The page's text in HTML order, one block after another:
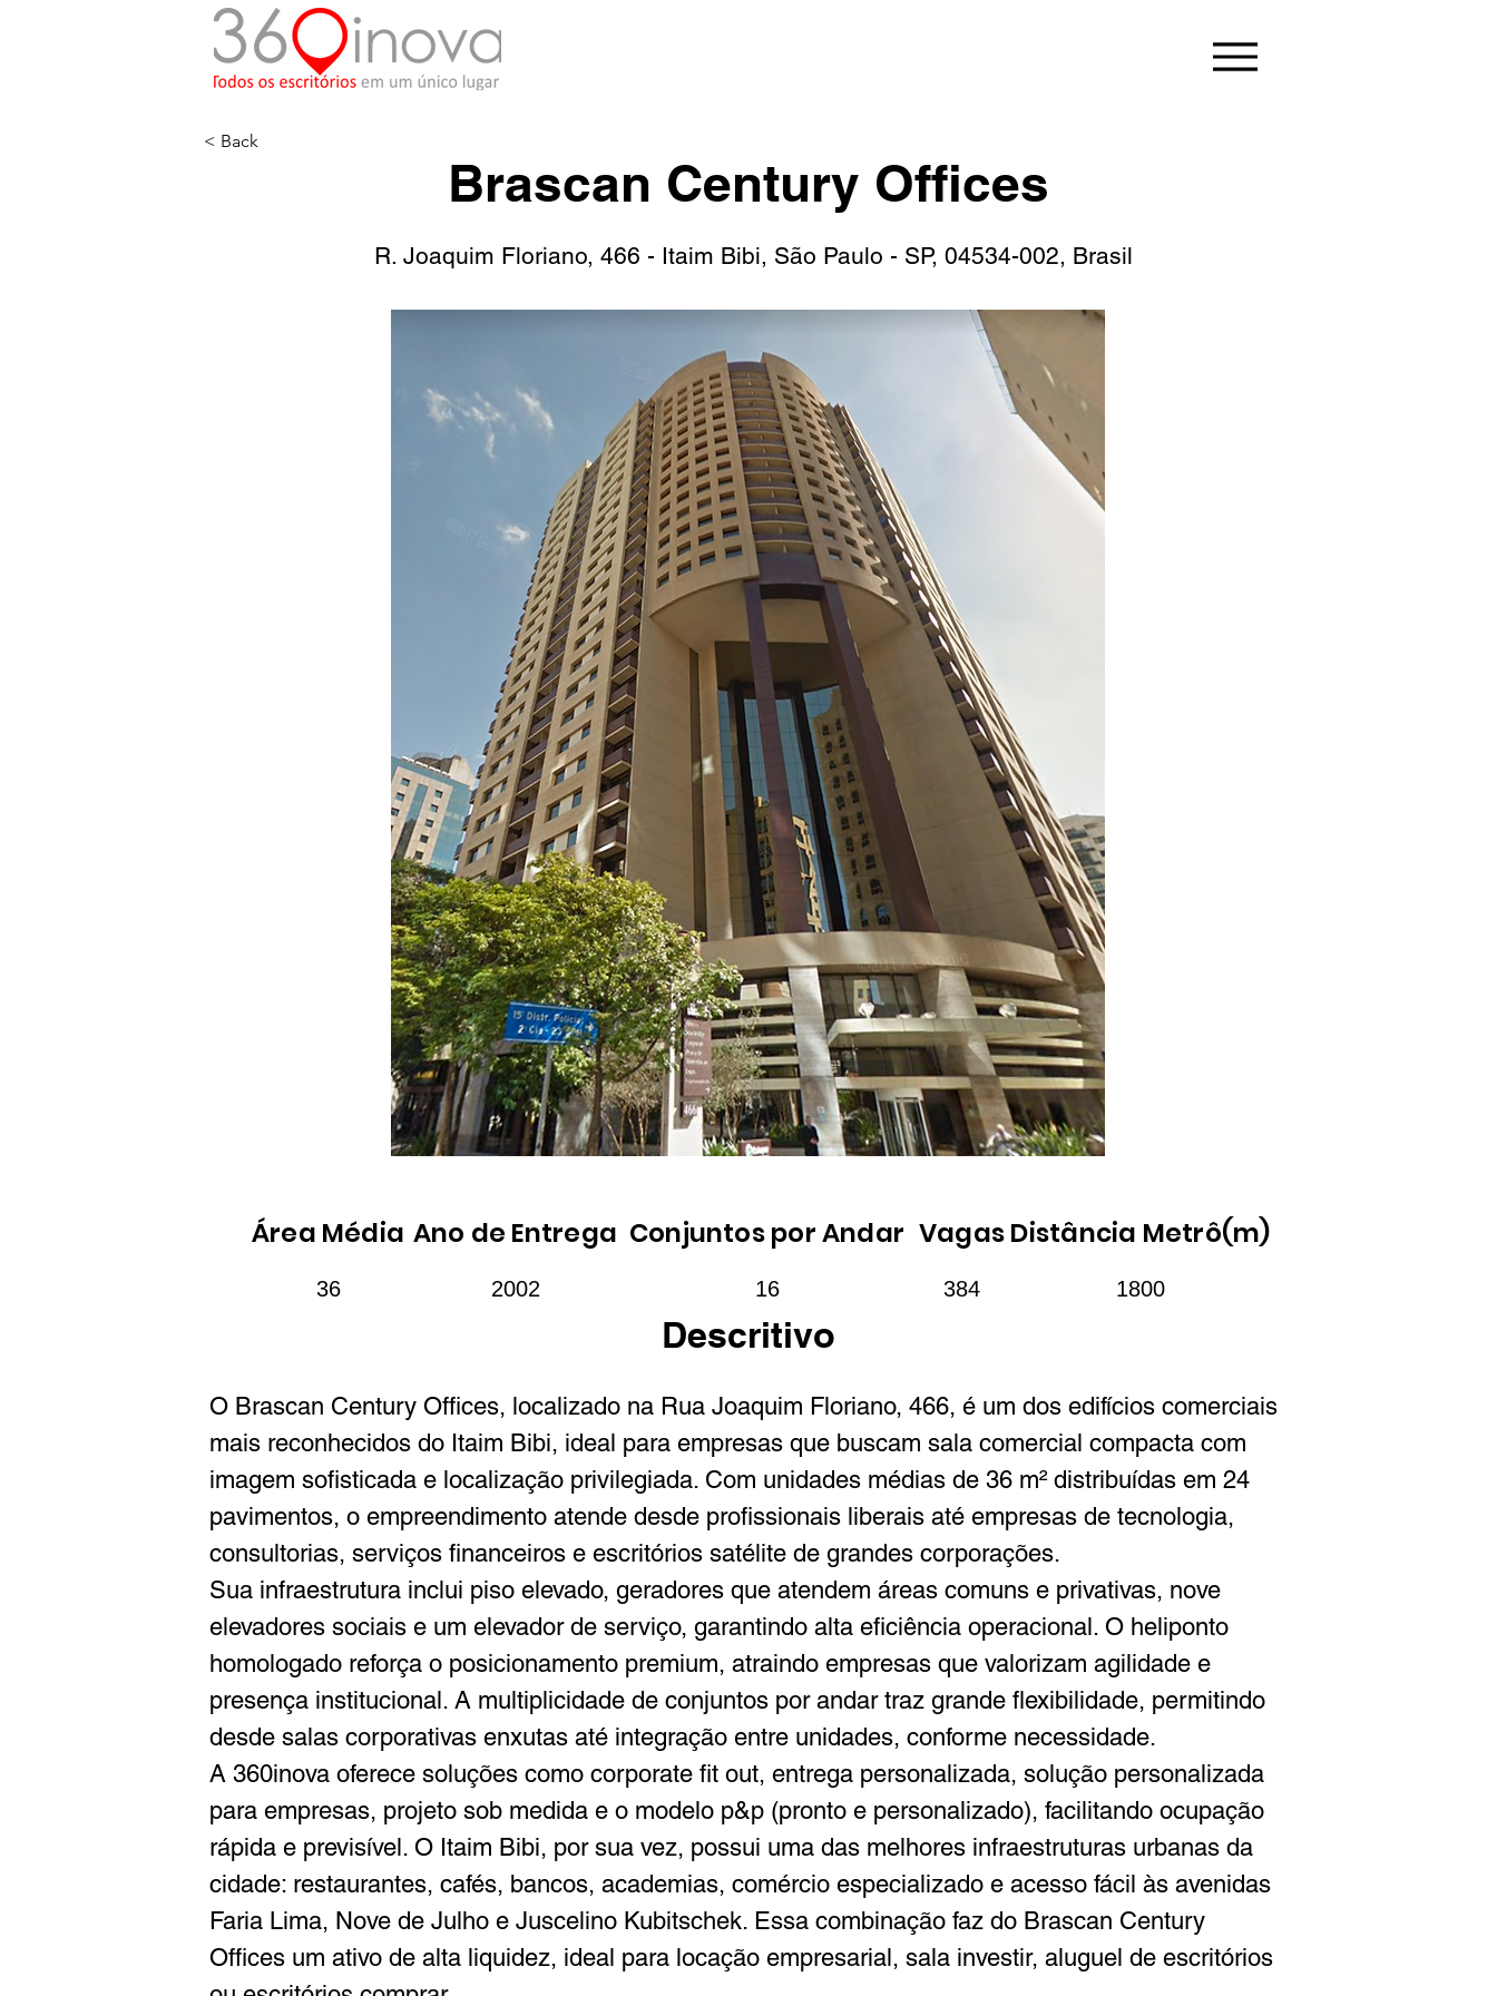
< Back
Brascan Century Offices
R. Joaquim Floriano, 466 - Itaim Bibi, São Paulo - SP, 04534-002, Brasil
Área Média Ano de Entrega Conjuntos por Andar VagasDistância Metrô(m)
36 2002 16 384 1800
Descritivo
O Brascan Century Offices, localizado na Rua Joaquim Floriano, 466, é um dos edifícios comerciais
mais reconhecidos do Itaim Bibi, ideal para empresas que buscam sala comercial compacta com
imagem sofisticada e localização privilegiada. Com unidades médias de 36 m² distribuídas em 24
pavimentos, o empreendimento atende desde profissionais liberais até empresas de tecnologia,
consultorias, serviços financeiros e escritórios satélite de grandes corporações.
Sua infraestrutura inclui piso elevado, geradores que atendem áreas comuns e privativas, nove
elevadores sociais e um elevador de serviço, garantindo alta eficiência operacional. O heliponto
homologado reforça o posicionamento premium, atraindo empresas que valorizam agilidade e
presença institucional. A multiplicidade de conjuntos por andar traz grande flexibilidade, permitindo
desde salas corporativas enxutas até integração entre unidades, conforme necessidade.
A 360inova oferece soluções como corporate fit out, entrega personalizada, solução personalizada
para empresas, projeto sob medida e o modelo p&p (pronto e personalizado), facilitando ocupação
rápida e previsível. O Itaim Bibi, por sua vez, possui uma das melhores infraestruturas urbanas da
cidade: restaurantes, cafés, bancos, academias, comércio especializado e acesso fácil às avenidas
Faria Lima, Nove de Julho e Juscelino Kubitschek. Essa combinação faz do Brascan Century
Offices um ativo de alta liquidez, ideal para locação empresarial, sala investir, aluguel de escritórios